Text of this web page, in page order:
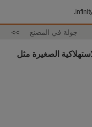
جولة في المصنع >>
الصغيرة مثل